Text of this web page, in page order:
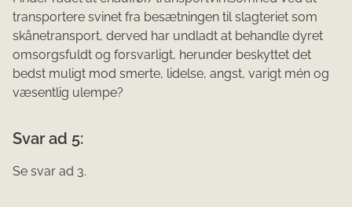
transportere svinet fra besætningen til slagteriet som
skånetransport, derved har undladt at behandle dyret
omsorgsfuldt og forsvar­ligt, herunder beskyttet det
bedst muligt mod smerte, lidelse, angst, varigt mén og
væsentlig ulempe?
Svar ad 5:
Se svar ad 3.